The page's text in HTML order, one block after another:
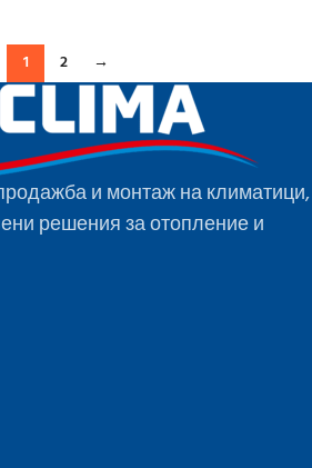
1 2 →
и монтаж на климатици,
решения за отопление и